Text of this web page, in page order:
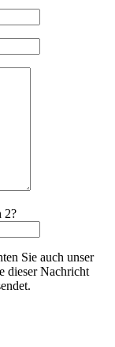
2?
Sie auch unser
dieser Nachricht